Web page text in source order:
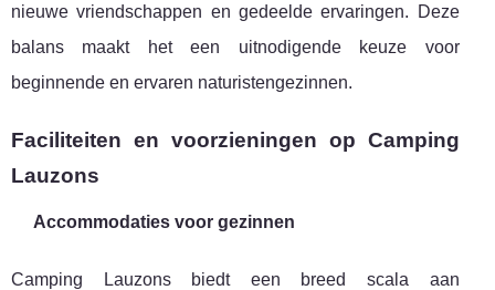
nieuwe vriendschappen en gedeelde ervaringen. Deze
balans maakt het een uitnodigende keuze voor
beginnende en ervaren naturistengezinnen.
Faciliteiten en voorzieningen op Camping
Lauzons
Accommodaties voor gezinnen
Camping Lauzons biedt een breed scala aan